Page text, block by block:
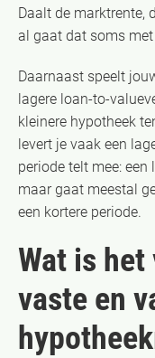
Daalt de marktrente,
al gaat dat soms
Daarnaast speelt
lagere loan-to-
kleinere hypotheek
levert je vaak een
periode telt mee: een
maar gaat meestal
een kortere periode.
Wat is
vaste en